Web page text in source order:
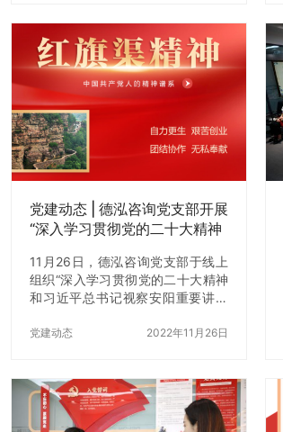
伊始，系统学习中央八项规定及实
施细则核心内容，阐释新时代作风
建设新内涵、新要求。全体参会人
员围绕 “严守纪律红线、弘扬优良作
风” 开展研讨，结合行业和岗位实
际，认识到八项规定精神对规范职
业行为、提升服务质量的指导意
义。 在自由交流环节，参会人员结
党建动态 | 德泓咨询党支部开展
“深入学习贯彻党的二十大精神
讲话精神”专题组织生活会
11月26日，德泓咨询党支部于线上
组织“深入学习贯彻党的二十大精神
和习近平总书记视察安阳重要讲话
议围绕学习观看《习近平在陕西延
旗渠精神”、讨论交流及支部书记总
结发言展开，支部党员、入党积极
分子及部分员工参加了此次会议。
党建动态 2022年11月26日